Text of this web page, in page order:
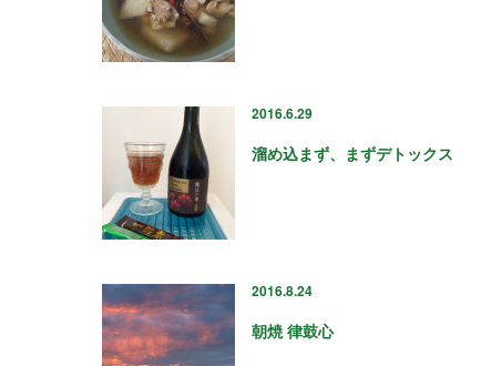
2016.6.29
溜め込まず、まずデトックス
2016.8.24
朝焼 律鼓心